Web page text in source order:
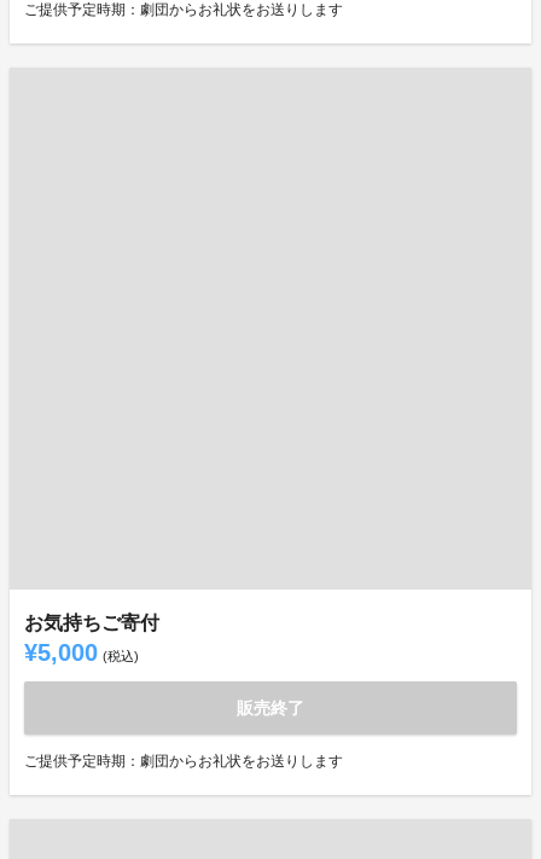
ご提供予定時期：劇団からお礼状をお送りします
お気持ちご寄付
¥5,000 (税込)
販売終了
ご提供予定時期：劇団からお礼状をお送りします